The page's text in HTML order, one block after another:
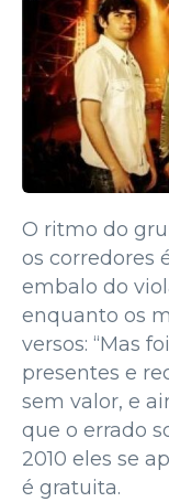
O ritmo do
os corredores
embalo do
enquanto os
versos: “Mas
presentes e
sem valor, e
que o errado
2010 eles se
é gratuita.